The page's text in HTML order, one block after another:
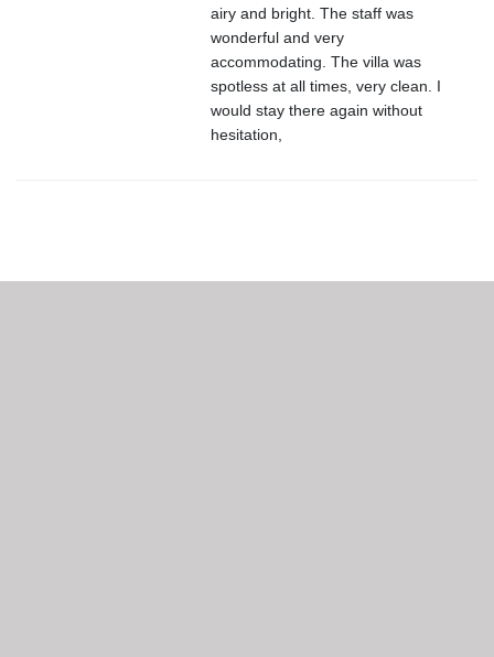
airy and bright. The staff was
wonderful and very
accommodating. The villa was
spotless at all times, very clean. I
would stay there again without
hesitation,